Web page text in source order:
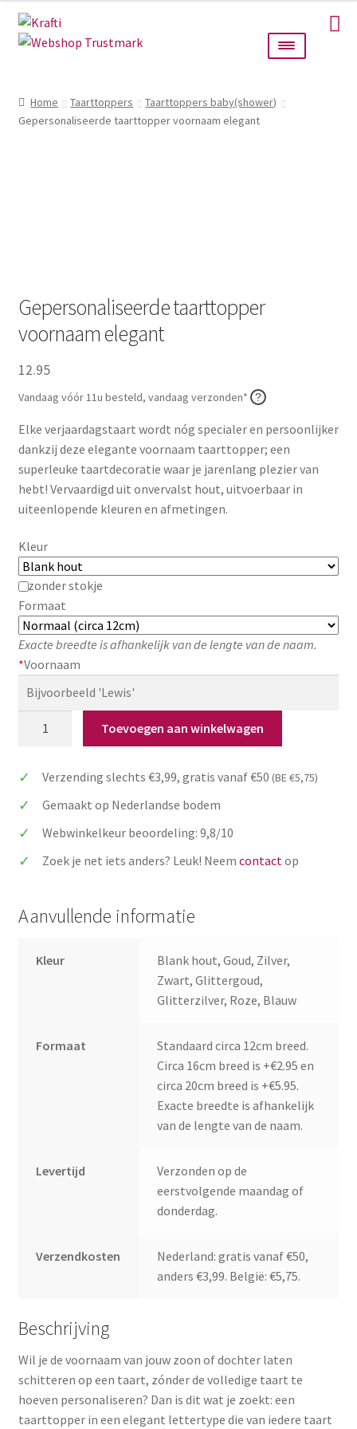
Ga
door
Ga
naar
Taarttoppers
Alle producten
Zakelijk
Contact
Zoeken
naar:
Zoeken
Home Taarttoppers
Taarttoppers baby(shower)
Gepersonaliseerde taarttopper voornaam elegant
Gepersonaliseerde taarttopper
voornaam elegant
12.95
Vandaag vóór 11u besteld, vandaag verzonden*
Elke verjaardagstaart wordt nóg specialer en persoonlijker
dankzij deze elegante voornaam taarttopper; een
superleuke taartdecoratie waar je jarenlang plezier van
hebt! Vervaardigd uit onvervalst hout, uitvoerbaar in
uiteenlopende kleuren en afmetingen.
Kleur
zonder stokje
Formaat
Exacte breedte is afhankelijk van de lengte van de naam.
*Voornaam
elegant
aantal
Toevoegen aan winkelwagen
Verzending slechts €3,99, gratis vanaf €50 (BE €5,75)
Gemaakt op Nederlandse bodem
Webwinkelkeur beoordeling: 9,8/10
Zoek je net iets anders? Leuk! Neem contact op
Aanvullende informatie
Kleur
Blank hout, Goud, Zilver,
Zwart, Glittergoud,
Glitterzilver, Roze, Blauw
Formaat
Standaard circa 12cm breed.
Circa 16cm breed is +€2.95 en
circa 20cm breed is +€5.95.
Exacte breedte is afhankelijk
van de lengte van de naam.
Levertijd
Verzonden op de
eerstvolgende maandag of
donderdag.
Verzendkosten
Nederland: gratis vanaf €50,
anders €3,99. België: €5,75.
Beschrijving
Wil je de voornaam van jouw zoon of dochter laten
schitteren op een taart, zónder de volledige taart te
hoeven personaliseren? Dan is dit wat je zoekt: een
taarttopper in een elegant lettertype die van iedere taart